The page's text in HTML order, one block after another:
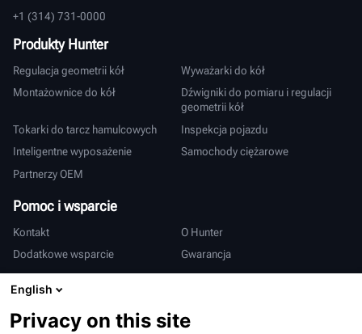
+1 (314) 731-0000
Produkty Hunter
Regulacja geometrii kół
Wyważarki do kół
Montażownice do kół
Dźwigniki do pomiaru i regulacji
geometrii kół
Tokarki do tarcz hamulcowych
Inspekcja pojazdu
Inteligentne wyposażenie
Samochody ciężarowe
Partnerzy OEM
Pomoc i wsparcie
Kontakt
O Hunter
Dodatkowe wsparcie
Gwarancja
Międzynarodowy
Sprzedaż i serwis
English
Privacy on this site